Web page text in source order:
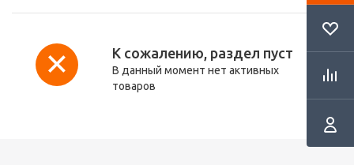
К сожалению, раздел пуст
В данный момент нет активных
товаров